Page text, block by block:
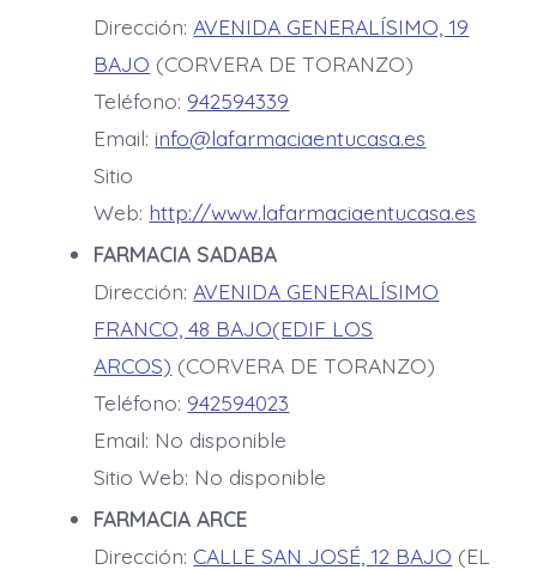
Dirección:AVENIDA GENERALÍSIMO, 19
BAJO (CORVERA DE TORANZO)
Teléfono: 942594339
Email:info@lafarmaciaentucasa.es
Sitio
Web: http://www.lafarmaciaentucasa.es
FARMACIA SADABA
Dirección:AVENIDA GENERALÍSIMO
FRANCO, 48 BAJO(EDIF LOS
ARCOS) (CORVERA DE TORANZO)
Teléfono: 942594023
Email: No disponible
Sitio Web: No disponible
FARMACIA ARCE
Dirección: CALLE SAN JOSÉ, 12 BAJO (EL